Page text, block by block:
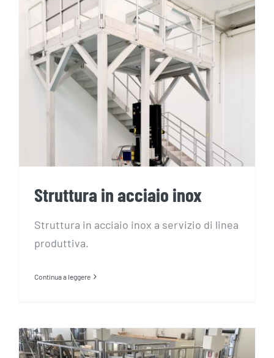
Struttura in acciaio inox
Struttura in acciaio inox
Struttura in acciaio inox a servizio di linea
produttiva.
Continua a leggere